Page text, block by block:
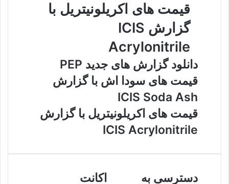
قیمت های اکریلونیتریل با
گزارش ICIS
Acrylonitrile
دانلود گزارش های جدید PEP
قیمت های سودا اش با گزارش
ICIS Soda Ash
قیمت های اکریلونیتریل با گزارش
ICIS Acrylonitrile
اکانت
اکانت
دسترسی
دسترسی به